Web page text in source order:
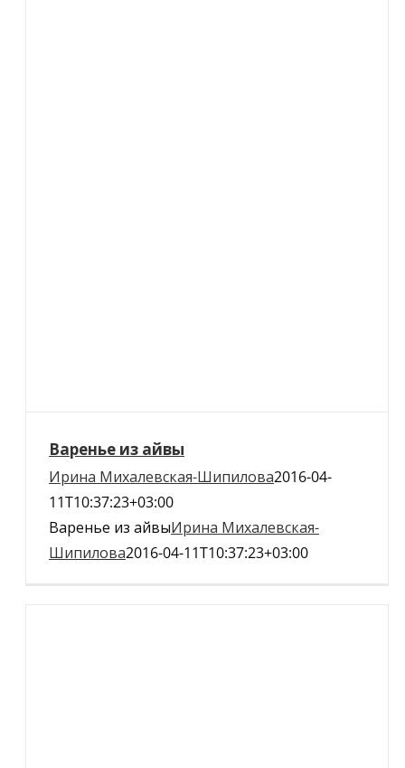
Варенье из айвы
Ирина Михалевская-Шипилова2016-04-
11T10:37:23+03:00
Варенье из айвыИрина Михалевская-
Шипилова2016-04-11T10:37:23+03:00